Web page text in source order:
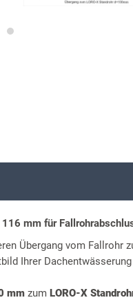
mm für
Übergang vom Fallrohr
Ihrer
mm zum LORO-X